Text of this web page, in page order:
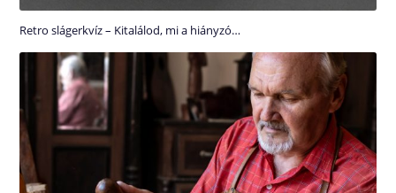
Retro slágerkvíz – Kitalálod, mi a hiányzó…